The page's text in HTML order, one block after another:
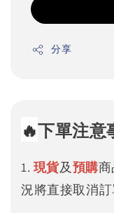
分享
🔥下單注意
1. 現貨及預購
況將直接取消訂